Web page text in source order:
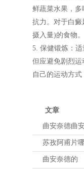
鲜蔬菜水果，
抗力。对于白
摄入量)的食物。
5. 保健锻炼：适
但应避免剧烈
自己的运动方式
文章
曲安奈德曲
苏孜阿甫片
曲安奈德的